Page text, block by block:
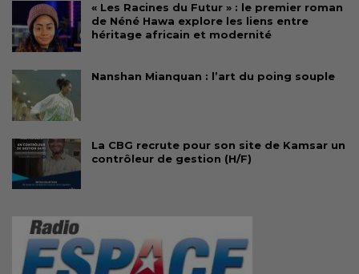
« Les Racines du Futur » : le premier roman
de Néné Hawa explore les liens entre
héritage africain et modernité
Nanshan Mianquan : l’art du poing souple
La CBG recrute pour son site de Kamsar un
contrôleur de gestion (H/F)